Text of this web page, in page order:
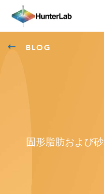
BLOG
固形脂肪および